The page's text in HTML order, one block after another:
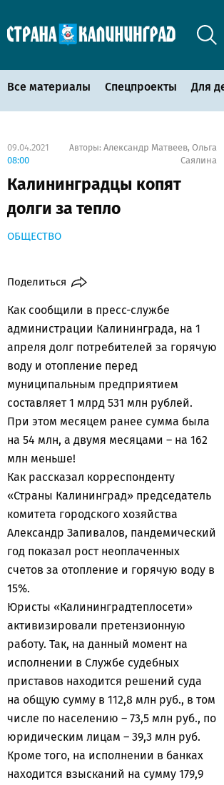
Все материалы Спецпроекты Для
09.04.2021
08:00
Авторы: Александр Матвеев, Ольга
Саялина
Калининградцы копят
долги за тепло
ОБЩЕСТВО
Поделиться
Как сообщили в пресс-службе
администрации Калининграда, на 1
апреля долг потребителей за горячую
воду и отопление перед
муниципальным предприятием
составляет 1 млрд 531 млн рублей.
При этом месяцем ранее сумма была
на 54 млн, а двумя месяцами – на 162
млн меньше!
Как рассказал корреспонденту
«Страны Калининград» председатель
комитета городского хозяйства
Александр Запивалов, пандемический
год показал рост неоплаченных
счетов за отопление и горячую воду в
15%.
Юристы «Калининградтеплосети»
активизировали претензионную
работу. Так, на данный момент на
исполнении в Службе судебных
приставов находится решений суда
на общую сумму в 112,8 млн руб., в том
числе по населению – 73,5 млн руб., по
юридическим лицам – 39,3 млн руб.
Кроме того, на исполнении в банках
находится взысканий на сумму 179,9